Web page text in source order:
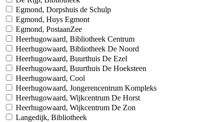
Egmond, Dorpshuis de Schulp
Egmond, Huys Egmont
Egmond, PostaanZee
Heerhugowaard, Bibliotheek Centrum
Heerhugowaard, Bibliotheek De Noord
Heerhugowaard, Buurthuis De Ezel
Heerhugowaard, Buurthuis De Hoeksteen
Heerhugowaard, Cool
Heerhugowaard, Jongerencentrum Kompleks
Heerhugowaard, Wijkcentrum De Horst
Heerhugowaard, Wijkcentrum De Zon
Langedijk, Bibliotheek